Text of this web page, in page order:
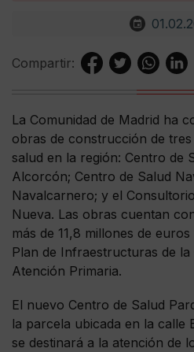
Compartir:
La Comunidad de Madrid ha
obras de construcción de
salud en la región: Centro de
Alcorcón; Centro de Salud
Navalcarnero; y el
Nueva. Las obras cuentan
más de 11,8 millones de
Plan de Infraestructuras de la
Atención Primaria.
El nuevo Centro de Salud
la parcela ubicada en la
se destinará a la atención de